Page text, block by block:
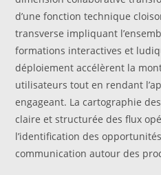
d’une fonction technique
transverse impliquant
formations interactives et
déploiement accélèrent la
utilisateurs tout en rendant
engageant. La cartographie
claire et structurée des flux
l’identification des
communication autour des